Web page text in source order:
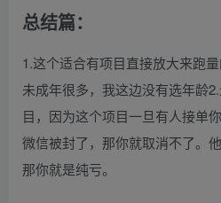
总结篇：
1.这个适合有项目直接放大来跑
未成年很多，我这边没有选年龄
目，因为这个项目一旦有人接单
微信被封了，那你就取消不了。
那你就是纯亏。